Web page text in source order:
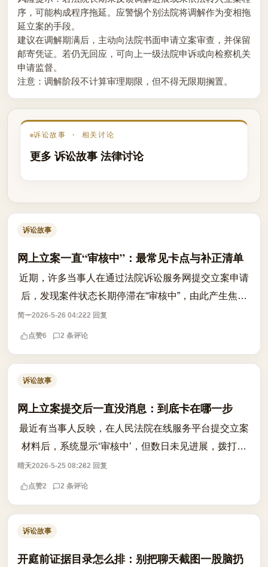
序，可能构成程序拖延。应警惕个别法院将调解作为变相拖
延立案的手段。
建议在调解期满后，主动向法院书面申请立案审查，并保留
邮寄凭证。若仍无回应，可向上一级法院申诉或向检察机关
申请监督。
注意：调解阶段不计算审理期限，但不得无限期搁置。
诉讼故事 · 相关讨论
更多 诉讼故事 法律讨论
诉讼故事
网上立案一直“审核中”：最常见卡点与补正清单
近期，许多当事人在通过法院诉讼服务网提交立案申请
后，发现案件状态长期停滞在“审核中”，由此产生焦虑
情绪，甚至误以为法院存在故意拖延的情形。事实上，
这种延迟通常源于材料细节未达标或管...
简一2026-5-26 04:222 回复
点赞6 2 条评论
诉讼故事
网上立案提交后一直没消息：到底卡在哪一步
最近有当事人反映，在人民法院在线服务平台提交立案
材料后，系统显示‘审核中’，但数日未见进展，拨打法
院电话也无人接听，产生‘法院故意拖延’的疑虑。实际
上，这种情况并不罕见，背后涉及多...
晴天2026-5-25 08:282 回复
点赞2 2 条评论
诉讼故事
开庭前证据目录怎么排：别把聊天截图一股脑扔